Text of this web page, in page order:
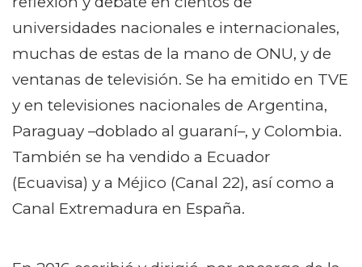
universidades nacionales e internacionales,
muchas de estas de la mano de ONU, y de
ventanas de televisión. Se ha emitido en TVE
y en televisiones nacionales de Argentina,
Paraguay –doblado al guaraní–, y Colombia.
También se ha vendido a Ecuador
(Ecuavisa) y a Méjico (Canal 22), así como a
Canal Extremadura en España.